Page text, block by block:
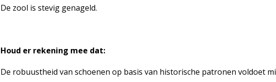
De zool is stevig genageld.
Houd er rekening mee dat:
De robuustheid van schoenen op basis van historische patronen voldoet